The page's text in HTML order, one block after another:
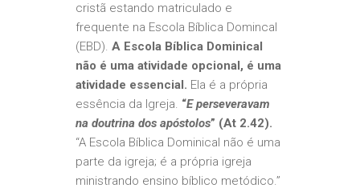
cristã estando matriculado e
frequente na Escola Bíblica Domincal
(EBD). A Escola Bíblica Dominical
não é uma atividade opcional, é uma
atividade essencial. Ela é a própria
essência da Igreja. “E perseveravam
na doutrina dos apóstolos” (At 2.42).
“A Escola Bíblica Dominical não é uma
parte da igreja; é a própria igreja
ministrando ensino bíblico metódico.”